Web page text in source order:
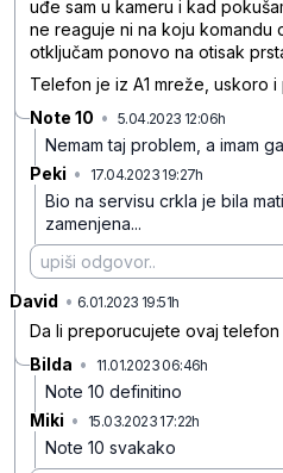
uđe sam u kameru i kad
ne reaguje ni na koju komandu
otključam ponovo na otisak
Telefon je iz A1 mreže, uskoro
Note 10 • 5.04.2023 12:06h
Nemam taj problem, a imam
Peki • 17.04.2023 19:27h
Bio na servisu crkla je bila
zamenjena...
David • 6.01.2023 19:51h
Da li preporucujete ovaj telefon
Bilda • 11.01.2023 06:46h
Note 10 definitino
Miki • 15.03.2023 17:22h
Note 10 svakako